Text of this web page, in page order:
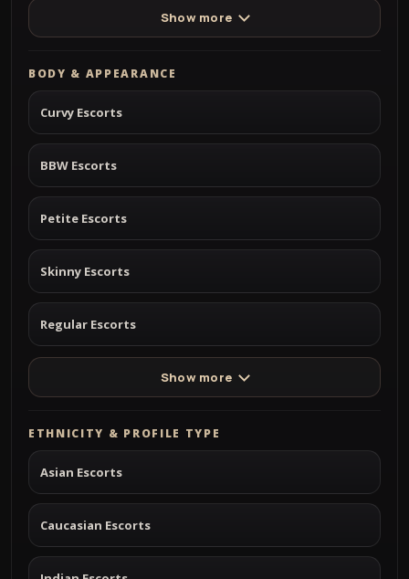
Show more
BODY & APPEARANCE
Curvy Escorts
BBW Escorts
Petite Escorts
Skinny Escorts
Regular Escorts
Show more
ETHNICITY & PROFILE TYPE
Asian Escorts
Caucasian Escorts